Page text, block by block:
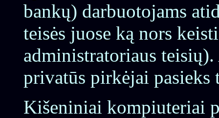
bankų) darbuotojams
teisės juose ką nors
administratoriaus
privatūs pirkėjai
Kišeniniai kompiuteriai